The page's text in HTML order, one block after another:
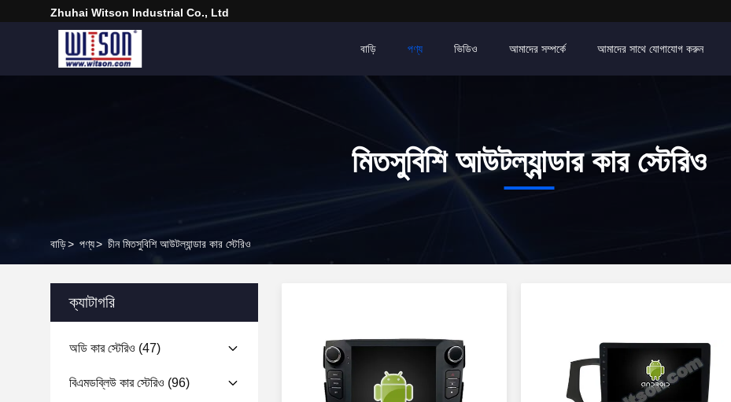
Zhuhai Witson Industrial Co., Ltd
বাড়ি পণ্য ভিডিও আমাদের সম্পর্কে আমাদের সাথে যোগাযোগ করুন
মিতসুবিশি আউটল্যান্ডার কার স্টেরিও
বাড়ি> পণ্য> চীন মিতসুবিশি আউটল্যান্ডার কার স্টেরিও
ক্যাটাগরি
অডি কার স্টেরিও (47)
বিএমডব্লিউ কার স্টেরিও (96)